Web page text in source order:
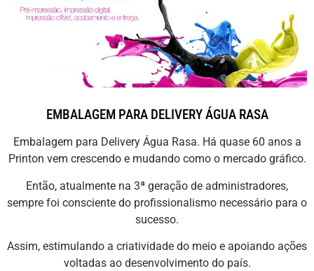
EMBALAGEM PARA DELIVERY ÁGUA RASA
Embalagem para Delivery Água Rasa. Há quase 60 anos a
Printon vem crescendo e mudando como o mercado gráfico.
Então, atualmente na 3ª geração de administradores,
sempre foi consciente do profissionalismo necessário para o
sucesso.
Assim, estimulando a criatividade do meio e apoiando ações
voltadas ao desenvolvimento do país.